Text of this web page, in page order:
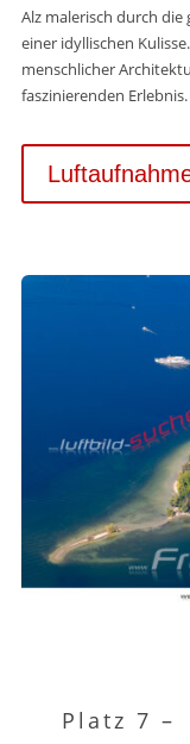
Alz malerisch durch
einer idyllischen
menschlicher
faszinierenden Erlebnis.
Platz 7 –